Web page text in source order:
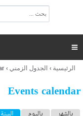
ت
ر
ل
ح
ب

أنت
هنا
الرئيسية › الجدول الزمني ›
Events calendar